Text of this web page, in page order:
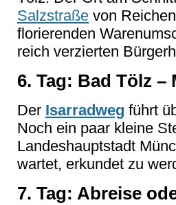
Salzstraße von
florierenden
reich verzierten
6. Tag: Bad Tölz –
Der Isarradweg führt
Noch ein paar kleine
Landeshauptstadt
wartet, erkundet zu
7. Tag: Abreise